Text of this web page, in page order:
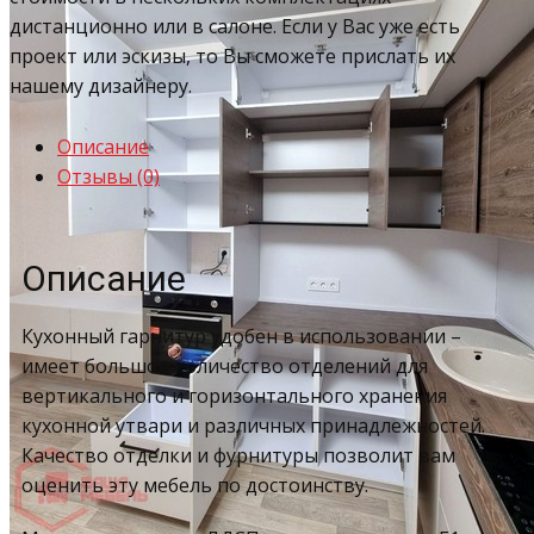
дистанционно или в салоне. Если у Вас уже есть
проект или эскизы, то Вы сможете прислать их
нашему дизайнеру.
Описание
Отзывы (0)
Описание
Кухонный гарнитур удобен в использовании –
имеет большое количество отделений для
вертикального и горизонтального хранения
кухонной утвари и различных принадлежностей.
Качество отделки и фурнитуры позволит вам
оценить эту мебель по достоинству.